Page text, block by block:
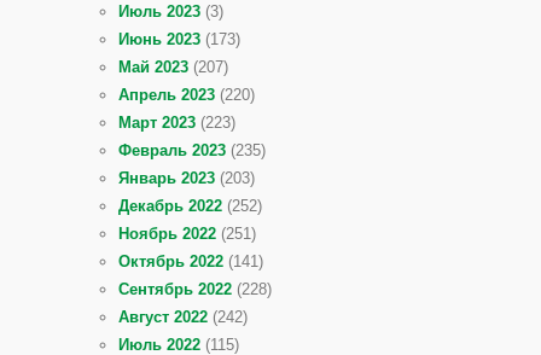
Июль 2023 (3)
Июнь 2023 (173)
Май 2023 (207)
Апрель 2023 (220)
Март 2023 (223)
Февраль 2023 (235)
Январь 2023 (203)
Декабрь 2022 (252)
Ноябрь 2022 (251)
Октябрь 2022 (141)
Сентябрь 2022 (228)
Август 2022 (242)
Июль 2022 (115)